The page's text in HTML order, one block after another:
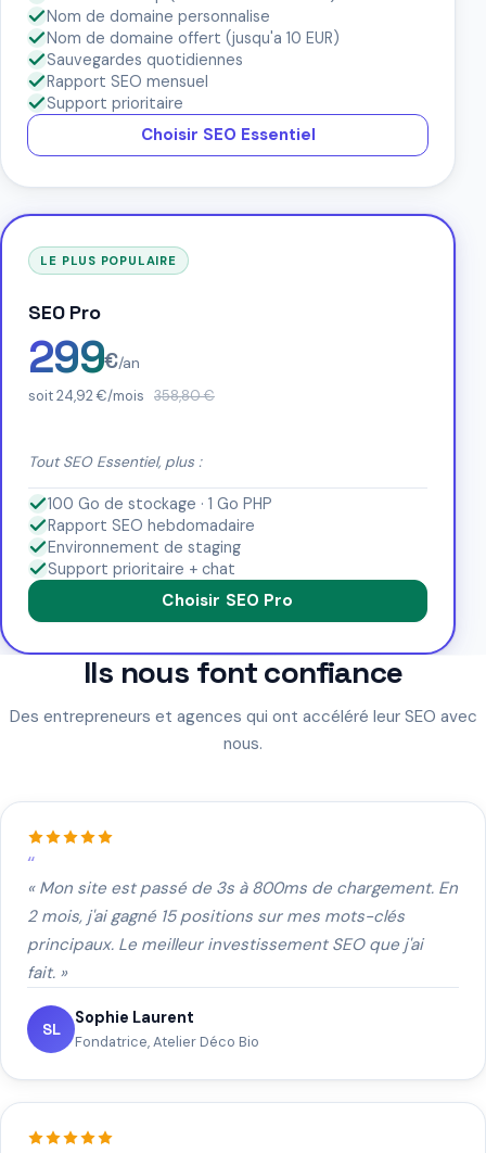
Nom de domaine personnalise
Nom de domaine offert (jusqu'a 10 EUR)
Sauvegardes quotidiennes
Rapport SEO mensuel
Support prioritaire
Choisir SEO Essentiel
LE PLUS POPULAIRE
SEO Pro
299€/an
soit 24,92 €/mois 358,80 €
Tout SEO Essentiel, plus :
100 Go de stockage · 1 Go PHP
Rapport SEO hebdomadaire
Environnement de staging
Support prioritaire + chat
Choisir SEO Pro
Ils nous font confiance
Des entrepreneurs et agences qui ont accéléré leur SEO avec
nous.
« Mon site est passé de 3s à 800ms de chargement. En
2 mois, j'ai gagné 15 positions sur mes mots-clés
principaux. Le meilleur investissement SEO que j'ai
fait. »
SL
Sophie Laurent
Fondatrice, Atelier Déco Bio